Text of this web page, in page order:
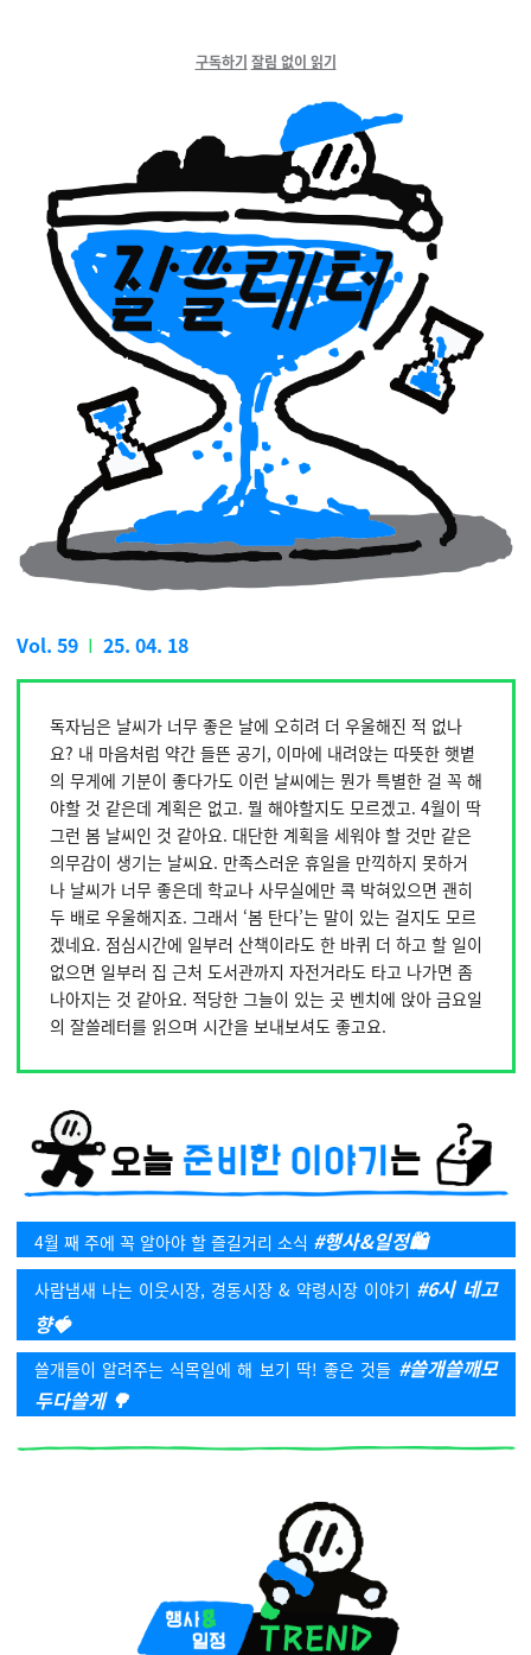
구독하기 잘림 없이 읽기
Vol. 59I 25. 04. 18
독자님은 날씨가 너무 좋은 날에 오히려 더 우울해진 적 없나
요? 내 마음처럼 약간 들뜬 공기, 이마에 내려앉는 따뜻한 햇볕
의 무게에 기분이 좋다가도 이런 날씨에는 뭔가 특별한 걸 꼭 해
야할 것 같은데 계획은 없고. 뭘 해야할지도 모르겠고. 4월이 딱
그런 봄 날씨인 것 같아요. 대단한 계획을 세워야 할 것만 같은
의무감이 생기는 날씨요. 만족스러운 휴일을 만끽하지 못하거
나 날씨가 너무 좋은데 학교나 사무실에만 콕 박혀있으면 괜히
두 배로 우울해지죠. 그래서 ‘봄 탄다’는 말이 있는 걸지도 모르
겠네요. 점심시간에 일부러 산책이라도 한 바퀴 더 하고 할 일이
없으면 일부러 집 근처 도서관까지 자전거라도 타고 나가면 좀
나아지는 것 같아요. 적당한 그늘이 있는 곳 벤치에 앉아 금요일
의 잘쓸레터를 읽으며 시간을 보내보셔도 좋고요.
4월 째 주에 꼭 알아야 할 즐길거리 소식 #행사&일정🛍️
사람냄새 나는 이웃시장, 경동시장 & 약령시장 이야기 #6시 네고
향🍓
쓸개들이 알려주는 식목일에 해 보기 딱! 좋은 것들 #쓸개쓸깨모
두다쓸게 🌳